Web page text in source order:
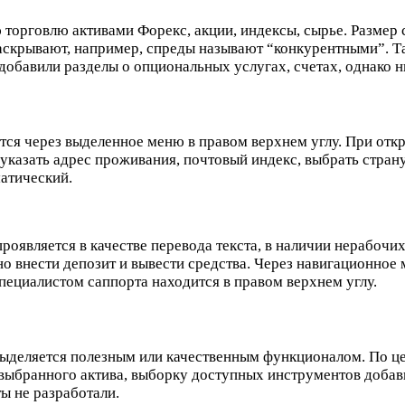
активами Форекс, акции, индексы, сырье. Размер
например, спреды называют “конкурентными”.
разделы о опциональных услугах, счетах, однако
через выделенное меню в правом верхнем углу. При
адрес проживания, почтовый индекс, выбрать
в качестве перевода текста, в наличии
депозит и вывести средства. Через
саппорта находится в правом верхнем углу.
полезным или качественным функционалом. По
актива, выборку доступных инструментов
не разработали.